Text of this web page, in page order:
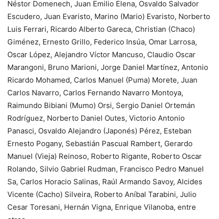
Néstor Domenech, Juan Emilio Elena, Osvaldo Salvador
Escudero, Juan Evaristo, Marino (Mario) Evaristo, Norberto
Luis Ferrari, Ricardo Alberto Gareca, Christian (Chaco)
Giménez, Ernesto Grillo, Federico Insúa, Omar Larrosa,
Oscar López, Alejandro Víctor Mancuso, Claudio Oscar
Marangoni, Bruno Marioni, Jorge Daniel Martínez, Antonio
Ricardo Mohamed, Carlos Manuel (Puma) Morete, Juan
Carlos Navarro, Carlos Fernando Navarro Montoya,
Raimundo Bibiani (Mumo) Orsi, Sergio Daniel Ortemán
Rodríguez, Norberto Daniel Outes, Victorio Antonio
Panasci, Osvaldo Alejandro (Japonés) Pérez, Esteban
Ernesto Pogany, Sebastián Pascual Rambert, Gerardo
Manuel (Vieja) Reinoso, Roberto Rigante, Roberto Oscar
Rolando, Silvio Gabriel Rudman, Francisco Pedro Manuel
Sa, Carlos Horacio Salinas, Raúl Armando Savoy, Alcides
Vicente (Cacho) Silveira, Roberto Aníbal Tarabini, Julio
Cesar Toresani, Hernán Vigna, Enrique Vilanoba, entre